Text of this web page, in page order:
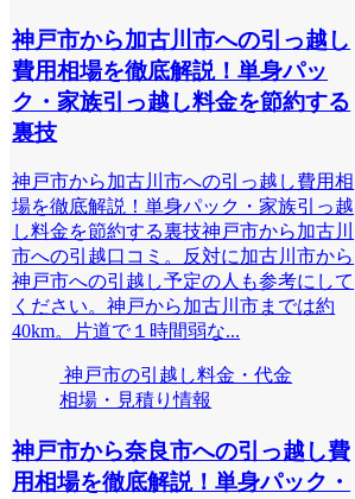
神戸市から加古川市への引っ越し
費用相場を徹底解説！単身パッ
ク・家族引っ越し料金を節約する
裏技
神戸市から加古川市への引っ越し費用相
場を徹底解説！単身パック・家族引っ越
し料金を節約する裏技神戸市から加古川
市への引越口コミ。反対に加古川市から
神戸市への引越し予定の人も参考にして
ください。神戸から加古川市までは約
40km。片道で１時間弱な...
神戸市の引越し料金・代金
相場・見積り情報
神戸市から奈良市への引っ越し費
用相場を徹底解説！単身パック・